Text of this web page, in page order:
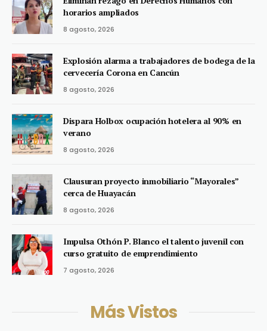
horarios ampliados
8 agosto, 2026
Explosión alarma a trabajadores de bodega de la
cervecería Corona en Cancún
8 agosto, 2026
Dispara Holbox ocupación hotelera al 90% en
verano
8 agosto, 2026
Clausuran proyecto inmobiliario “Mayorales”
cerca de Huayacán
8 agosto, 2026
Impulsa Othón P. Blanco el talento juvenil con
curso gratuito de emprendimiento
7 agosto, 2026
Más Vistos